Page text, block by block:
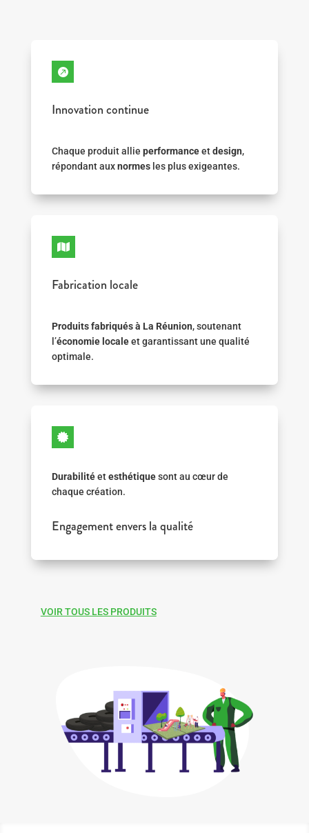

Innovation continue
Chaque produit allie performanceetdesign,
répondant auxnormesles plus exigeantes.

Fabrication locale
Produits fabriqués à La Réunion, soutenant
l’économie localeet garantissant une qualité
optimale.

Durabilitéetesthétiquesont au cœur de
chaque création.
Engagement envers la qualité
VOIR TOUS LES PRODUITS